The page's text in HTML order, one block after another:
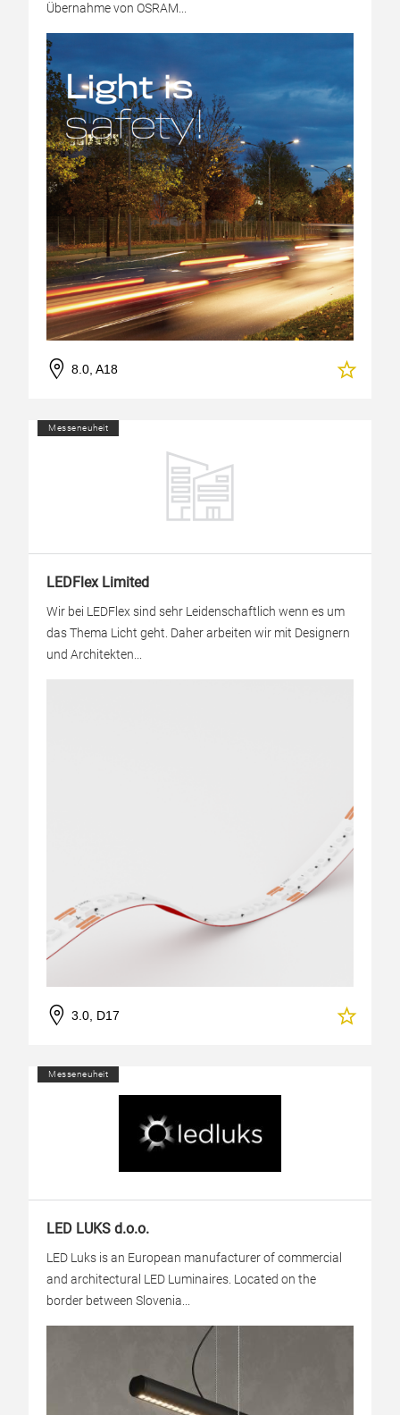
Übernahme von OSRAM...
8.0, A18
Messeneuheit
LEDFlex Limited
Wir bei LEDFlex sind sehr Leidenschaftlich wenn es um
das Thema Licht geht. Daher arbeiten wir mit Designern
und Architekten...
3.0, D17
Messeneuheit
LED LUKS d.o.o.
LED Luks is an European manufacturer of commercial
and architectural LED Luminaires. Located on the
border between Slovenia...